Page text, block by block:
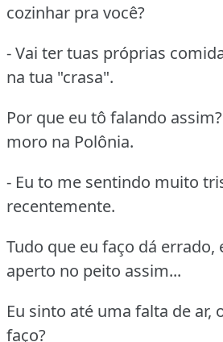
cozinhar pra você?
- Vai ter tuas próprias
na tua "crasa".
Por que eu tô falando
moro na Polônia.
- Eu to me sentindo muito
recentemente.
Tudo que eu faço dá errado,
aperto no peito assim...
Eu sinto até uma falta de ar,
faço?